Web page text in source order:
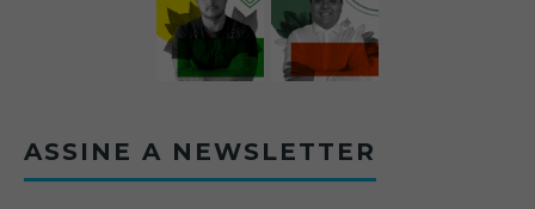
ASSINE A NEWSLETTER